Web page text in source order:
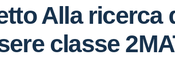
Alla ricerca
classe